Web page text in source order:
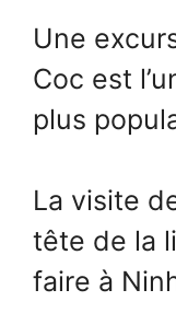
Une
Coc est
plus
La visite
tête de la
faire à